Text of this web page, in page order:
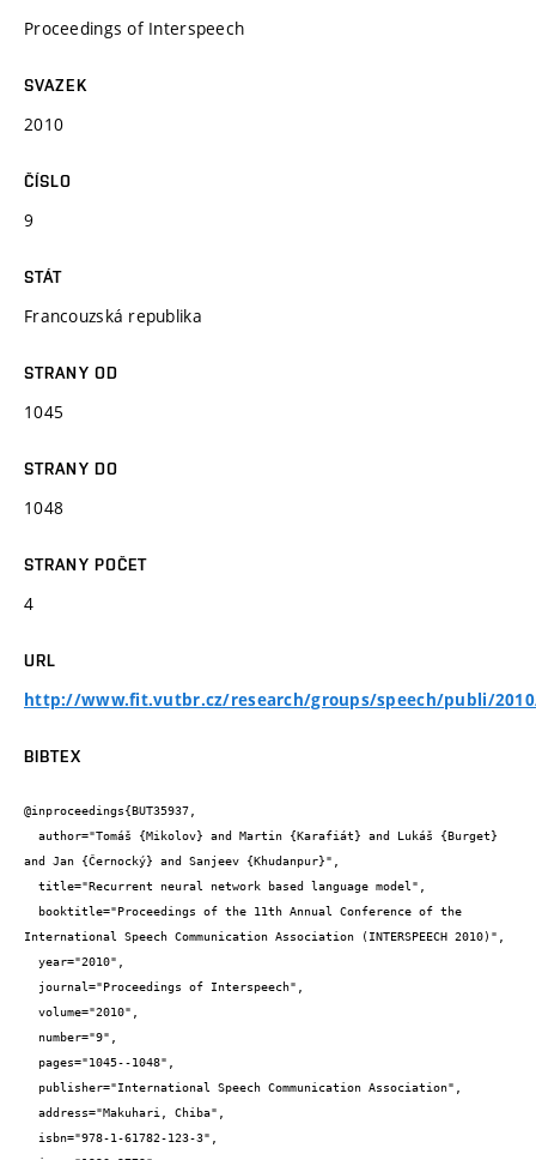
Proceedings of Interspeech
SVAZEK
2010
ČÍSLO
9
STÁT
Francouzská republika
STRANY OD
1045
STRANY DO
1048
STRANY POČET
4
URL
http://www.fit.vutbr.cz/research/groups/speech/publi/2010/
BIBTEX
@inproceedings{BUT35937,
and Jan {Černocký} and Sanjeev {Khudanpur}",
International Speech Communication Association (INTERSPEECH 2010)",